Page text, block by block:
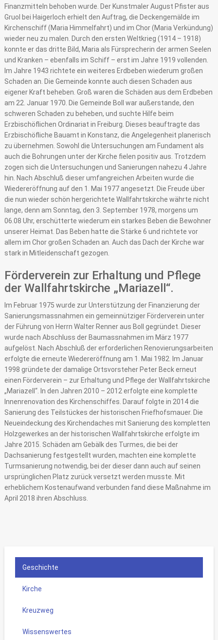
Finanzmitteln behoben wurde. Der Kunstmaler August Pfister aus
Gruol bei Haigerloch erhielt den Auftrag, die Deckengemälde im
Kirchenschiff (Maria Himmelfahrt) und im Chor (Maria Verkündung)
wieder neu zu malen. Durch den ersten Weltkrieg (1914 – 1918)
konnte er das dritte Bild, Maria als Fürsprecherin der armen Seelen
und Kranken – ebenfalls im Schiff – erst im Jahre 1919 vollenden.
Im Jahre 1943 richtete ein weiteres Erdbeben wiederum großen
Schaden an. Die Gemeinde konnte auch diesen Schaden aus
eigener Kraft beheben. Groß waren die Schäden aus dem Erdbeben
am 22. Januar 1970. Die Gemeinde Boll war außerstande, den
schweren Schaden zu beheben, und suchte Hilfe beim
Erzbischöflichen Ordinariat in Freiburg. Dieses beauftragte das
Erzbischöfliche Bauamt in Konstanz, die Angelegenheit planerisch
zu übernehmen. Sowohl die Untersuchungen am Fundament als
auch die Bohrungen unter der Kirche fielen positiv aus. Trotzdem
zogen sich die Untersuchungen und Sanierungen nahezu 4 Jahre
hin. Nach Abschluß dieser umfangreichen Arbeiten wurde die
Wiedereröffnung auf den 1. Mai 1977 angesetzt. Die Freude über
die nun wieder schön hergerichtete Wallfahrtskirche währte nicht
lange, denn am Sonntag, den 3. September 1978, morgens um
06.08 Uhr, erschütterte wiederum ein starkes Beben die Bewohner
unserer Heimat. Das Beben hatte die Stärke 6 und richtete vor
allem im Chor großen Schaden an. Auch das Dach der Kirche war
stark in Mitleidenschaft gezogen.
Förderverein zur Erhaltung und Pflege
der Wallfahrtskirche „Mariazell“.
Im Februar 1975 wurde zur Unterstützung der Finanzierung der
Sanierungsmassnahmen ein gemeinnütziger Förderverein unter
der Führung von Herrn Walter Renner aus Boll gegründet. Dieser
wurde nach Abschluss der Baumassnahmen im März 1977
aufgelöst. Nach Abschluß der erforderlichen Renovierungsarbeiten
erfolgte die erneute Wiedereröffnung am 1. Mai 1982. Im Januar
1998 gründete der damalige Ortsvorsteher Peter Beck erneut
einen Förderverein – zur Erhaltung und Pflege der Wallfahrtskirche
„Mariazell“. In den Jahren 2010 – 2012 erfolgte eine komplette
Innenrenovation des Kirchenschiffes. Darauf folgte in 2014 die
Sanierung des Teilstückes der historischen Friefhofsmauer. Die
Neueindeckung des Kirchendaches mit Sanierung des kompletten
Holzgewerkes an der historischen Wallfahrtskirche erfolgte im
Jahre 2015. Schäden am Gebälk des Turmes, die bei der
Dachsanierung festgestellt wurden, machten eine komplette
Turmsanierung notwendig, bei der dieser dann auch auf seinen
ursprünglichen Platz zurück versetzt werden musste. Mit
erheblichem Kostenaufwand verbunden fand diese Maßnahme im
April 2018 ihren Abschluss.
Geschichte
Kirche
Kreuzweg
Wissenswertes